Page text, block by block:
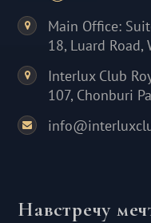
Main Office:
18, Luard Road,
Interlux Club
107, Chonburi
Навстречу